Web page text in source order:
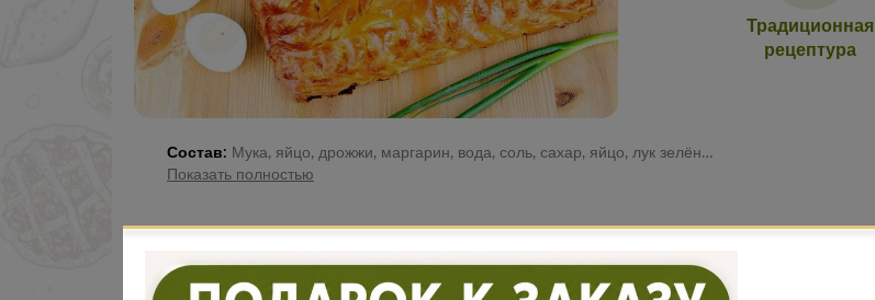
Традиционная
рецептура
Состав: Мука, яйцо, дрожжи, маргарин, вода, соль, сахар, яйцо, лук зелёный, масло растительное, маргарин
Показать полностью
Нам доверяют